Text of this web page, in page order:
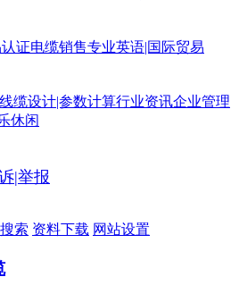
证电缆销售专业英语|国际贸易
线缆设计|参数计算行业资讯企业管理
休闲
|举报
搜索 资料下载 网站设置